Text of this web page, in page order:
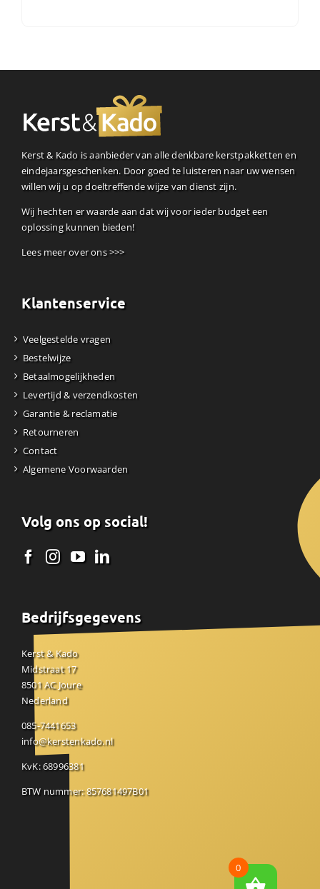
Kerst & Kado is aanbieder van alle denkbare kerstpakketten en
eindejaarsgeschenken. Door goed te luisteren naar uw wensen
willen wij u op doeltreffende wijze van dienst zijn.
Wij hechten er waarde aan dat wij voor ieder budget een
oplossing kunnen bieden!
Lees meer over ons >>>
Klantenservice
Veelgestelde vragen
Bestelwijze
Betaalmogelijkheden
Levertijd & verzendkosten
Garantie & reclamatie
Retourneren
Contact
Algemene Voorwaarden
Volg ons op social!
Bedrijfsgegevens
Kerst & Kado
Midstraat 17
8501 AC Joure
Nederland
085-7441653
info@kerstenkado.nl
KvK: 68996381
BTW nummer: 857681497B01
0